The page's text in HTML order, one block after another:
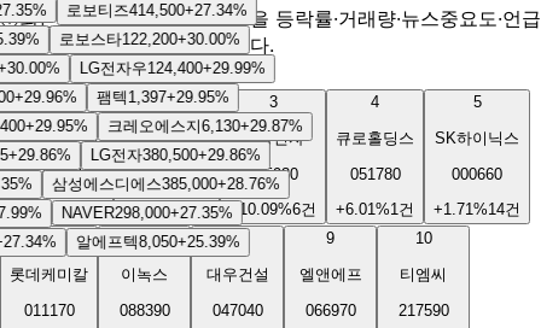
% 로보티즈414,500+27.34%
% 로보스타122,200+30.00%
% LG전자우124,400+29.99%
+29.96% 팸텍1,397+29.95%
+29.95% 크레오에스지6,130+29.87%
29.86% LG전자380,500+29.86%
% 삼성에스디에스385,000+28.76%
% NAVER298,000+27.35%
% 알에프텍8,050+25.39%
ⓘ최근 뉴스에서 언급된 종목을 등락률·거래량·뉴스중요도·언급
빈도 가중치로 순위를 매깁니다.
상승
하락
1
크레오에스지
040350
+29.87 %1건
2
가온전선
000500
+14.60%1건
3
삼성전자
005930
+ 10.09%6건
4
큐로홀딩스
051780
+6.01%1건
5
SK하이닉스
000660
+1.71%14건
6
롯데케미칼
011170
7
이녹스
088390
8
대우건설
047040
9
엘앤에프
066970
10
티엠씨
217590